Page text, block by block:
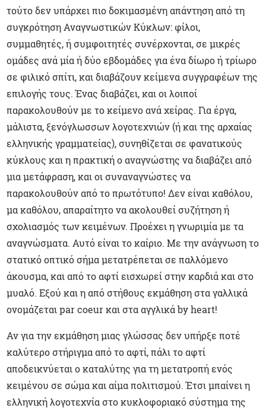
τούτο δεν υπάρχει πιο δοκιμασμένη απάντηση από τη
συγκρότηση Αναγνωστικών Κύκλων: φίλοι,
συμμαθητές, ή συμφοιτητές συνέρχονται, σε μικρές
ομάδες ανά μία ή δύο εβδομάδες για ένα δίωρο ή τρίωρο
σε φιλικό σπίτι, και διαβάζουν κείμενα συγγραφέων της
επιλογής τους. Ένας διαβάζει, και οι λοιποί
παρακολουθούν με το κείμενο ανά χείρας. Για έργα,
μάλιστα, ξενόγλωσσων λογοτεχνιών (ή και της αρχαίας
ελληνικής γραμματείας), συνηθίζεται σε φανατικούς
κύκλους και η πρακτική ο αναγνώστης να διαβάζει από
μια μετάφραση, και οι συναναγνώστες να
παρακολουθούν από το πρωτότυπο! Δεν είναι καθόλου,
μα καθόλου, απαραίτητο να ακολουθεί συζήτηση ή
σχολιασμός των κειμένων. Προέχει η γνωριμία με τα
αναγνώσματα. Αυτό είναι το καίριο. Με την ανάγνωση το
στατικό οπτικό σήμα μετατρέπεται σε παλλόμενο
άκουσμα, και από το αφτί εισχωρεί στην καρδιά και στο
μυαλό. Εξού και η από στήθους εκμάθηση στα γαλλικά
ονομάζεται par coeur και στα αγγλικά by heart!
Αν για την εκμάθηση μιας γλώσσας δεν υπήρξε ποτέ
καλύτερο στήριγμα από το αφτί, πάλι το αφτί
αποδεικνύεται ο καταλύτης για τη μετατροπή ενός
κειμένου σε σώμα και αίμα πολιτισμού. Έτσι μπαίνει η
ελληνική λογοτεχνία στο κυκλοφοριακό σύστημα της